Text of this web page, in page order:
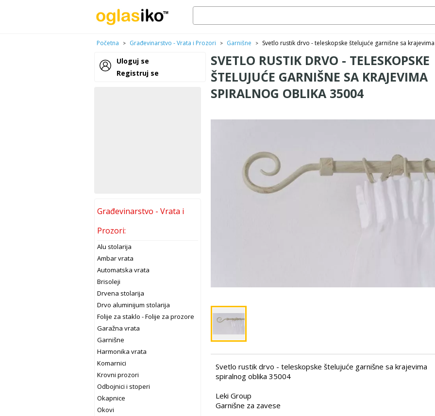
Početna > Građevinarstvo - Vrata i Prozori > Garnišne > Svetlo rustik drvo - teleskopske štelujuće garnišne sa
Uloguj se
Registruj se
Građevinarstvo - Vrata i
Prozori:
Alu stolarija
Ambar vrata
Automatska vrata
Brisoleji
Drvena stolarija
Drvo aluminijum stolarija
Folije za staklo - Folije za prozore
Garažna vrata
Garnišne
Harmonika vrata
Komarnici
Krovni prozori
Odbojnici i stoperi
Okapnice
Okovi
SVETLO RUSTIK DRVO - TELESKOPSKE
ŠTELUJUĆE GARNIŠNE SA KRAJEVIMA
SPIRALNOG OBLIKA 35004
Svetlo rustik drvo - teleskopske štelujuće garnišne sa krajevima
spiralnog oblika 35004
Leki Group
Garnišne za zavese